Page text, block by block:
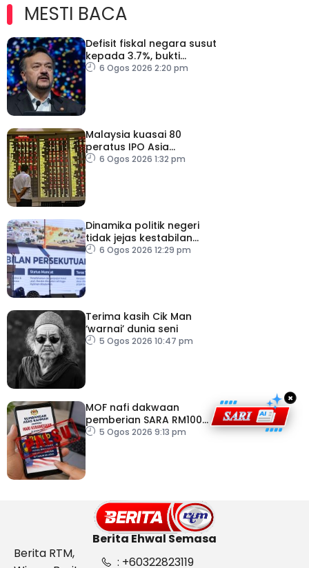
MESTI BACA
Defisit fiskal negara susut
kepada 3.7%, bukti
keyakinan pelabur masih
6 Ogos 2026 2:20 pm
Malaysia kuasai 80
peratus IPO Asia
Tenggara, kumpul AS$1.4
6 Ogos 2026 1:32 pm
Dinamika politik negeri
tidak jejas kestabilan
Kerajaan Perpaduan
6 Ogos 2026 12:29 pm
Terima kasih Cik Man
‘warnai’ dunia seni
5 Ogos 2026 10:47 pm
MOF nafi dakwaan
pemberian SARA RM100
sempena Hari
5 Ogos 2026 9:13 pm
×
Berita Ehwal Semasa
Berita RTM,
: +60322823119